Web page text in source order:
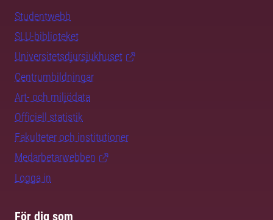
Studentwebb
SLU-biblioteket
Universitetsdjursjukhuset
Centrumbildningar
Art- och miljödata
Officiell statistik
Fakulteter och institutioner
Medarbetarwebben
Logga in
För dig som